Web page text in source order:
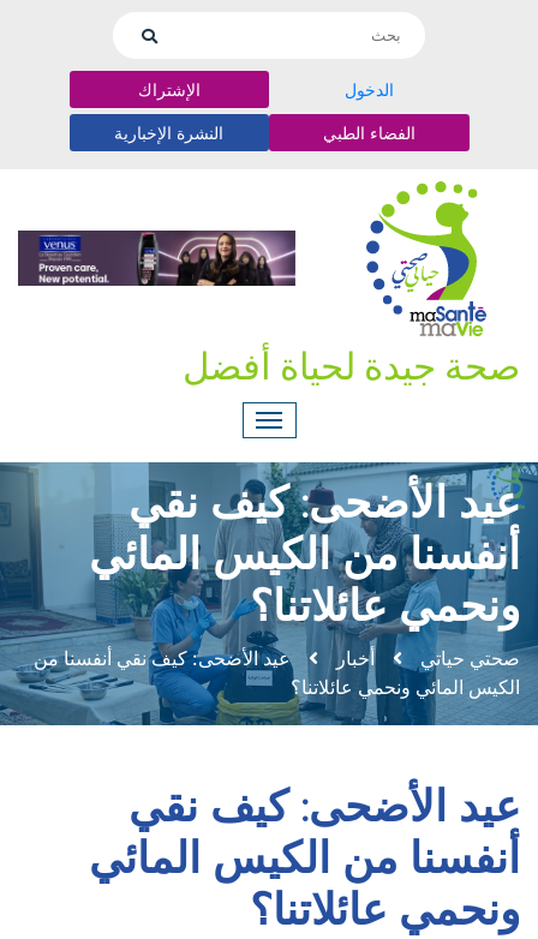
الدخول الإشتراك
الفضاء الطبي النشرة الإخبارية
صحة جيدة لحياة أفضل
عيد الأضحى: كيف نقي
أنفسنا من الكيس المائي
ونحمي عائلاتنا؟
صحتي حياتي أخبار
عيد الأضحى: كيف نقي أنفسنا من
الكيس المائي ونحمي عائلاتنا؟
عيد الأضحى: كيف نقي
أنفسنا من الكيس المائي
ونحمي عائلاتنا؟